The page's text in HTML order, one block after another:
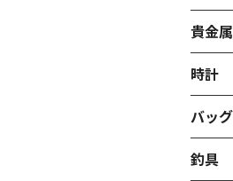
貴金属
時計
バッグ
釣具